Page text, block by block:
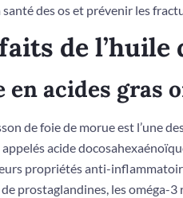
des os et prévenir les
de l’huile
en acides gras
de foie de morue est l’une
acide
propriétés anti-
prostaglandines, les oméga-